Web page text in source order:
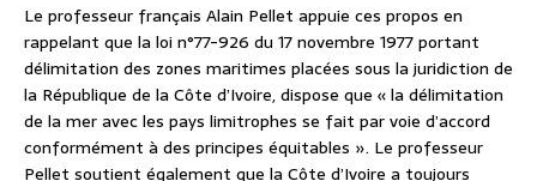
Le professeur français Alain Pellet appuie ces propos en
rappelant que la loi n°77-926 du 17 novembre 1977 portant
délimitation des zones maritimes placées sous la juridiction de
la République de la Côte d’Ivoire, dispose que « la délimitation
de la mer avec les pays limitrophes se fait par voie d’accord
conformément à des principes équitables ». Le professeur
Pellet soutient également que la Côte d’Ivoire a toujours